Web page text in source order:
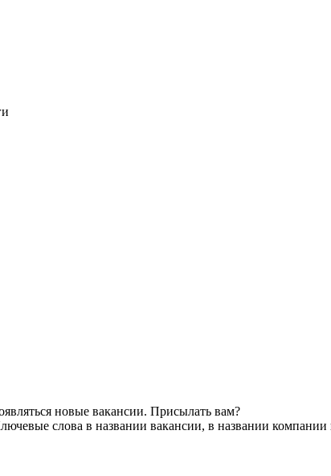
новые вакансии. Присылать вам?
слова в названии вакансии, в названии